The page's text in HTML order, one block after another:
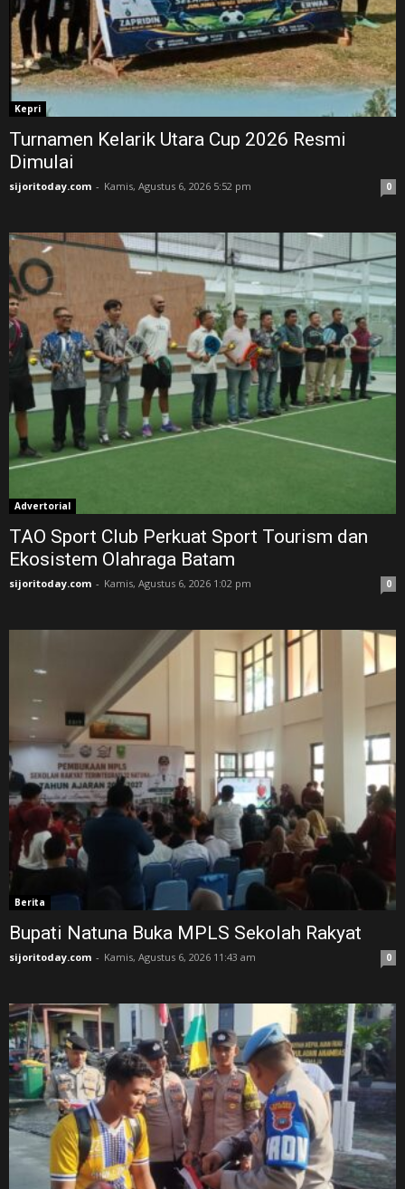
Kepri
Turnamen Kelarik Utara Cup 2026 Resmi
Dimulai
sijoritoday.com - Kamis, Agustus 6, 2026 5:52 pm 0
Advertorial
TAO Sport Club Perkuat Sport Tourism dan
Ekosistem Olahraga Batam
sijoritoday.com - Kamis, Agustus 6, 2026 1:02 pm 0
Berita
Bupati Natuna Buka MPLS Sekolah Rakyat
sijoritoday.com - Kamis, Agustus 6, 2026 11:43 am 0